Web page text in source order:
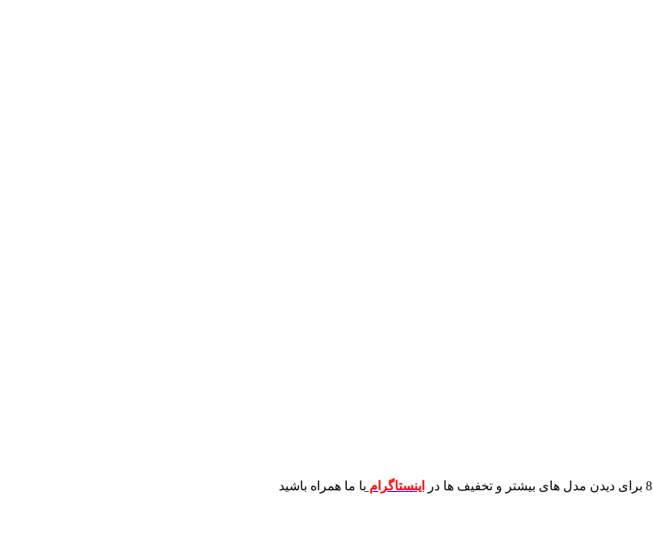
برای دیدن مدل های بیشتر و تخفیف ها در اینستاگرام با ما همراه باشید